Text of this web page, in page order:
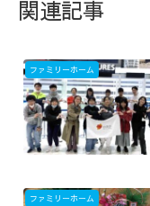
関連記事
ファミリーホーム
ファミリーホーム